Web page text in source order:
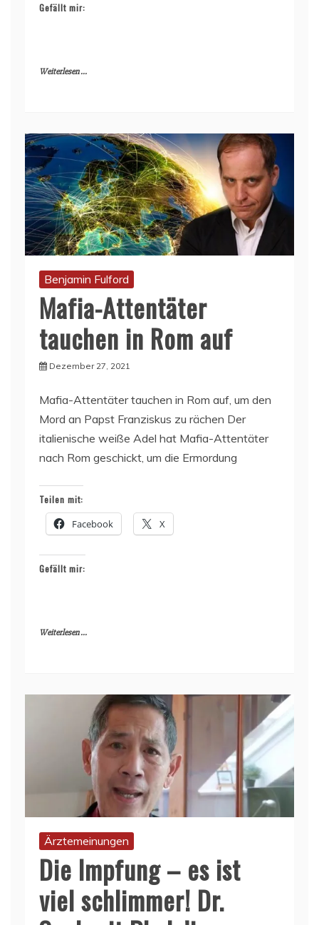
Gefällt mir:
Weiterlesen ...
Benjamin Fulford
Mafia-Attentäter
tauchen in Rom auf
Dezember 27, 2021
Mafia-Attentäter tauchen in Rom auf, um den
Mord an Papst Franziskus zu rächen Der
italienische weiße Adel hat Mafia-Attentäter
nach Rom geschickt, um die Ermordung
Teilen mit:
Facebook X
Gefällt mir:
Weiterlesen ...
Ärztemeinungen
Die Impfung – es ist
viel schlimmer! Dr.